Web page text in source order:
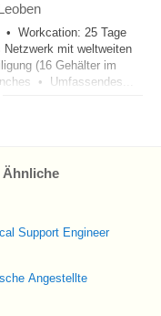
• Workcation: 25 Tage
mit weltweiten
(16 Gehälter im
• Umfassendes...
Ähnliche
Support Engineer
Angestellte